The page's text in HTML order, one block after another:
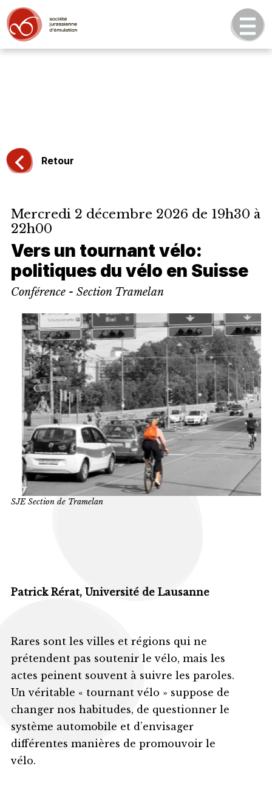
Retour
Mercredi 2 décembre 2026 de 19h30 à
22h00
Vers un tournant vélo:
politiques du vélo en Suisse
Conférence - Section Tramelan
SJE Section de Tramelan
Patrick Rérat, Université de Lausanne
Rares sont les villes et régions qui ne
prétendent pas soutenir le vélo, mais les
actes peinent souvent à suivre les paroles.
Un véritable « tournant vélo » suppose de
changer nos habitudes, de questionner le
système automobile et d’envisager
différentes manières de promouvoir le
vélo.